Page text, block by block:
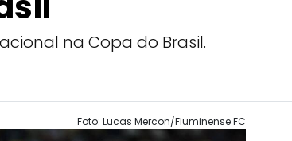
na Copa do Brasil.
Foto: Lucas Mercon/Fluminense FC